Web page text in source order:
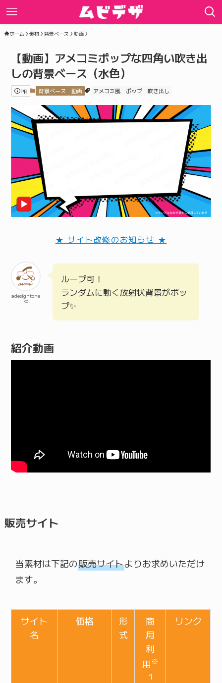
ホーム 素材 背景ベース 動画
【動画】アメコミポップな四角い吹き出
しの背景ベース（水色）
PR 背景ベース 動画 アメコミ風 ポップ 吹き出し
★ サイト改修のお知らせ ★
adesigntone
ko
ループ可！
ランダムに動く放射状背景がポッ
プ✨
紹介動画
販売サイト
当素材は下記の販売サイトよりお求めいただけ
ます。
サイト
名
価格
形
式
商
用
利
用※
1
リンク